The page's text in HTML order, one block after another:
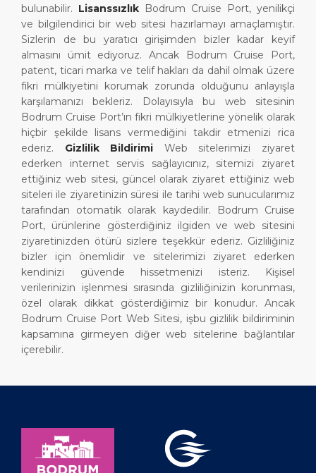
bulunabilir. Lisanssızlık Bodrum Cruise Port, yenilikçi
ve bilgilendirici bir web sitesi hazırlamayı amaçlamıştır.
Sizlerin de bu yaratıcı girişimden bizler kadar keyif
almasını ümit ediyoruz. Ancak Bodrum Cruise Port,
patent, ticari marka ve telif hakları da dahil olmak üzere
fikri mülkiyetini korumak zorunda olduğunu anlayışla
karşılamanızı bekleriz. Dolayısıyla bu web sitesinin
Bodrum Cruise Port’ın fikri mülkiyetlerine yönelik olarak
hiçbir şekilde lisans vermediğini takdir etmenizi rica
ederiz. Gizlilik Bildirimi Web sitelerimizi ziyaret
ederken internet servis sağlayıcınız, sitemizi ziyaret
ettiğiniz web sitesi, güncel olarak ziyaret ettiğiniz web
siteleri ile ziyaretinizin süresi ile tarihi web sunucularımız
tarafından otomatik olarak kaydedilir. Bodrum Cruise
Port, ürünlerine gösterdiğiniz ilgiden ve web sitesini
ziyaretinizden ötürü sizlere teşekkür ederiz. Gizliliğiniz
bizler için önemlidir ve sitelerimizi ziyaret ederken
kendinizi güvende hissetmenizi isteriz. Kişisel
verilerinizin işlenmesi sırasında gizliliğinizin korunması,
özel olarak dikkat gösterdiğimiz bir konudur. Ancak
Bodrum Cruise Port Web Sitesi, işbu gizlilik bildiriminin
kapsamına girmeyen diğer web sitelerine bağlantılar
içerebilir.